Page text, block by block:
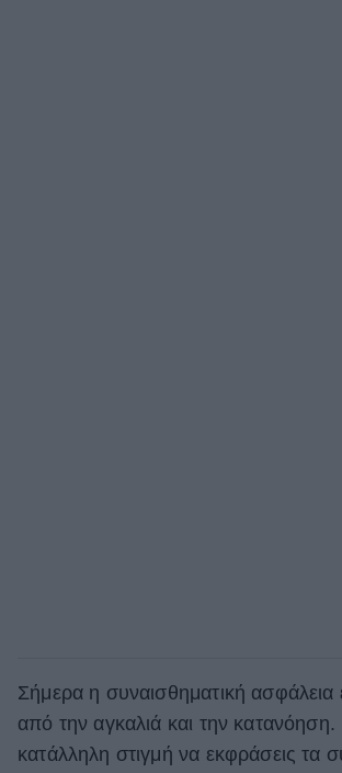
Σήμερα η συναισθηματική ασφάλεια
από την αγκαλιά και την κατανόηση.
κατάλληλη στιγμή να εκφράσεις τα